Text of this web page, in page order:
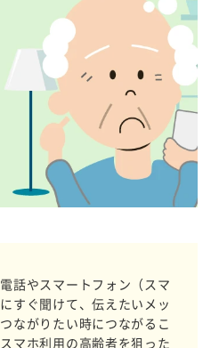
話やスマートフォン（スマ
すぐ聞けて、伝えたいメッ
ながりたい時につながるこ
マホ利用の高齢者を狙った